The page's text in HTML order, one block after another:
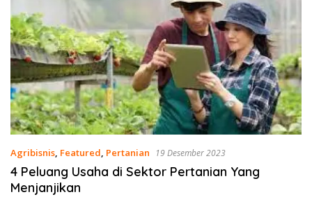
Agribisnis, Featured, Pertanian 19 Desember 2023
4 Peluang Usaha di Sektor Pertanian Yang
Menjanjikan